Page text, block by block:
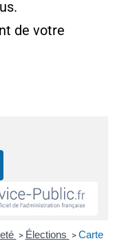
de votre
> Élections > Carte